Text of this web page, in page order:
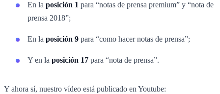
En la posición 1 para “notas de prensa premium” y “nota de
prensa 2018”;
En la posición 9 para “como hacer notas de prensa”;
Y en la posición 17 para “nota de prensa”.
Y ahora sí, nuestro vídeo está publicado en Youtube: